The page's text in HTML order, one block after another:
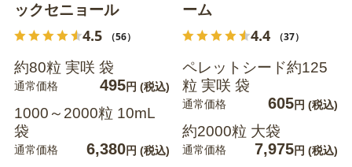
ックセニョール
4.5 （56）
約80粒 実咲 袋
通常価格 495円 (税込)
1000～2000粒 10mL
袋
通常価格 6,380円 (税込)
ーム
4.4 （37）
ペレットシード約125
粒 実咲 袋
通常価格 605円 (税込)
約2000粒 大袋
通常価格 7,975円 (税込)